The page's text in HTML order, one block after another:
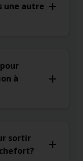
une autre
à
sortir